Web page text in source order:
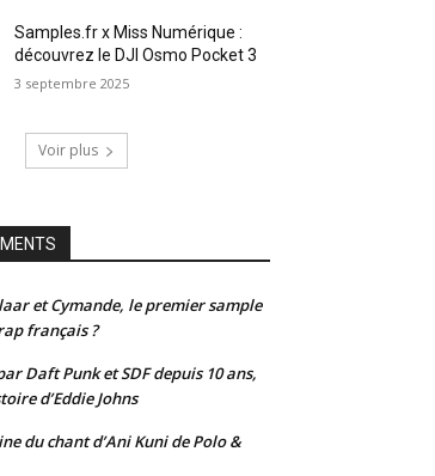
Samples.fr x Miss Numérique :
découvrez le DJI Osmo Pocket 3
3 septembre 2025
Voir plus
et Cymande, le premier sample
français ?
Daft Punk et SDF depuis 10 ans,
d’Eddie Johns
du chant d’Ani Kuni de Polo &